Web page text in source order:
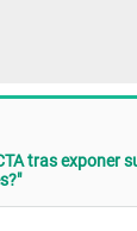
tras exponer